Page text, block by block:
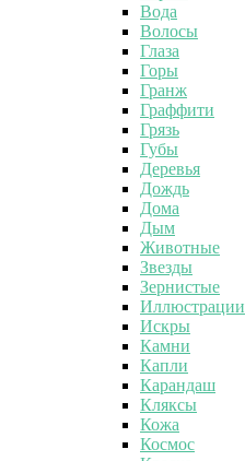
Вода
Волосы
Глаза
Горы
Гранж
Граффити
Грязь
Губы
Деревья
Дождь
Дома
Дым
Животные
Звезды
Зернистые
Иллюстрации
Искры
Камни
Капли
Карандаш
Кляксы
Кожа
Космос